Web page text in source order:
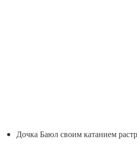
Дочка Баюл своим катанием